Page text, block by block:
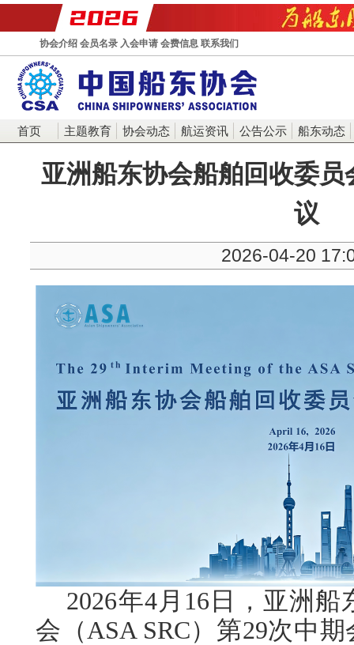
协会介绍 会员名录 入会申请 会费信息 联系我们
首页 主题教育 协会动态 航运资讯 公告公示 船东动态
亚洲船东协会船舶回收委员
议
2026-04-20
2026年4月 16 日，亚洲船
会 （ASA SRC）第29次中期